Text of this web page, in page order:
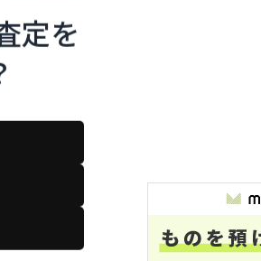
専門ジャンル：
monobankはお客様に寄り添うのはも
そしてモノを見て時代に合った価値を
提供することを今回により良いサービ
スをできるように精進していきます。
定を